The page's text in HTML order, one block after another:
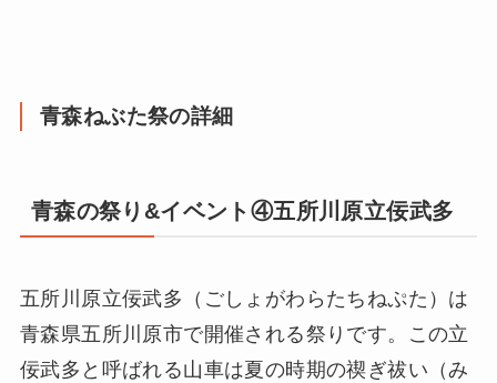
青森ねぶた祭の詳細
青森の祭り&イベント④五所川原立佞武多
五所川原立佞武多（ごしょがわらたちねぷた）は
青森県五所川原市で開催される祭りです。この立
佞武多と呼ばれる山車は夏の時期の禊ぎ祓い（み